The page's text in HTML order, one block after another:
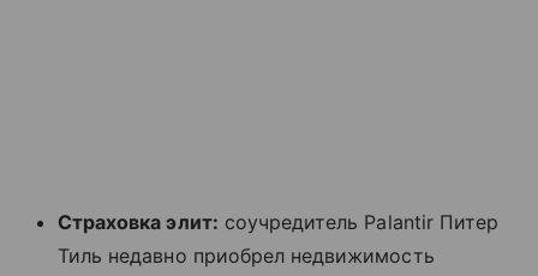
Страховка элит: соучредитель Palantir Питер
Тиль недавно приобрел недвижимость